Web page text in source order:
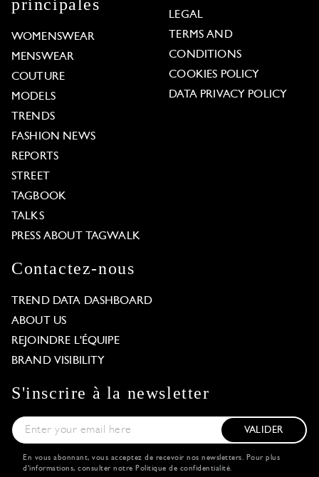
principales
WOMENSWEAR
MENSWEAR
COUTURE
MODELS
TRENDS
FASHION NEWS
REPORTS
STREET
TAGBOOK
TALKS
PRESS ABOUT TAGWALK
LEGAL
TERMS AND
CONDITIONS
COOKIES POLICY
DATA PRIVACY POLICY
Contactez-nous
TREND DATA DASHBOARD
ABOUT US
REJOINDRE L'ÉQUIPE
BRAND VISIBILITY
S'inscrire à la newsletter
VALIDER
En vous abonnant, vous acceptez de recevoir nos newsletters. Pour plus
d'informations, consulter notre Politique de confidentialité.